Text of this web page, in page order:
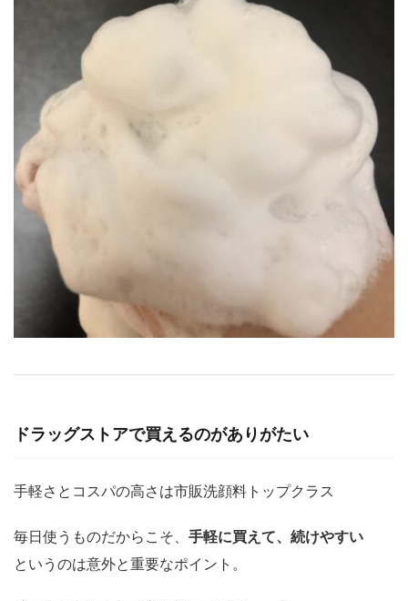
ドラッグストアで買えるのがありがたい
手軽さとコスパの高さは市販洗顔料トップクラス
毎日使うものだからこそ、 手軽に買えて、続けやすい
というのは意外と重要なポイント。